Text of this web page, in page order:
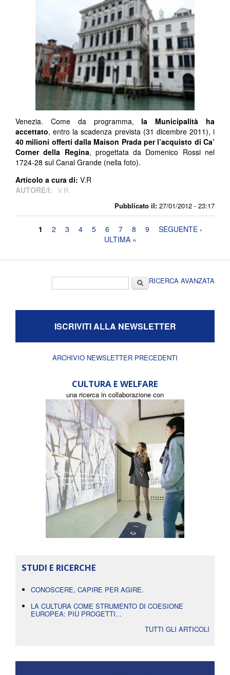
Pubblicato il: 27/01/2012 - 23:17
Venezia. Come da programma, la Municipalità ha
accettato, entro la scadenza prevista (31 dicembre 2011), i
40 milioni offerti dalla Maison Prada per l’acquisto di Ca’
Corner della Regina, progettata da Domenico Rossi nel
1724-28 sul Canal Grande (nella foto).
Articolo a cura di: V.R
AUTORE/I: V.R.
Pagine
1 2 3 4 5 6 7 8 9
SEGUENTE ›
ULTIMA »
CercaRICERCA AVANZATA
ISCRIVITI ALLA NEWSLETTER
ARCHIVIO NEWSLETTER PRECEDENTI
CULTURA E WELFARE
una ricerca in collaborazione con
STUDI E RICERCHE
CONOSCERE, CAPIRE PER AGIRE.
LA CULTURA COME STRUMENTO DI COESIONE
EUROPEA: PIÙ PROGETTI...
TUTTI GLI ARTICOLI